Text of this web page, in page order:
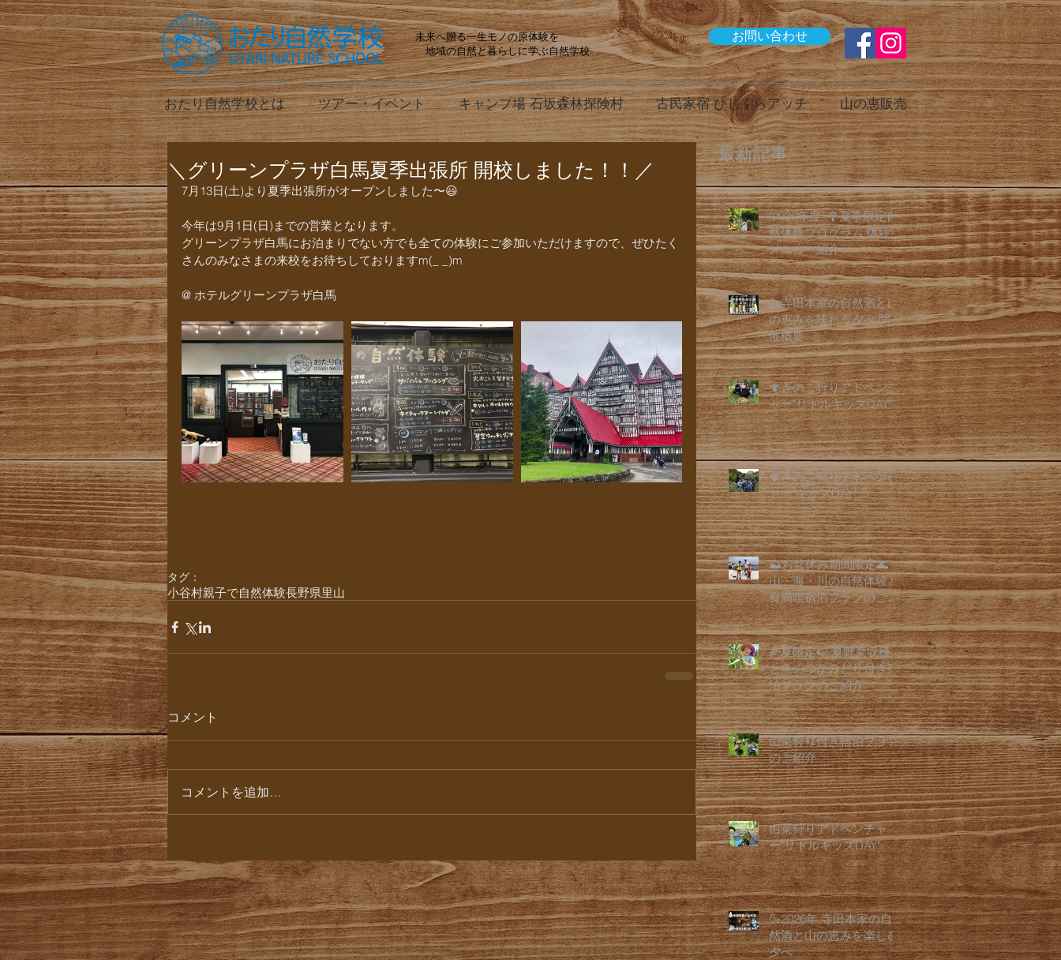
未来へ贈る一生モノの原体験を
地域の自然と暮らしに学ぶ自然学校
お問い合わせ
おたり自然学校とは ツアー・イベント キャンプ場 石坂森林探険村 古民家宿 ひじくらアッチ 山の恵販売
＼グリーンプラザ白馬夏季出張所 開校しました！！／
7月13日(土)より夏季出張所がオープンしました〜😃
今年は9月1日(日)までの営業となります。
グリーンプラザ白馬にお泊まりでない方でも全ての体験にご参加いただけますので、ぜひたく
さんのみなさまの来校をお待ちしておりますm(_ _)m
@ ホテルグリーンプラザ白馬
タグ：
小谷村親子で自然体験長野県里山
コメント
コメントを追加…
最新記事
"2026年度" 🎐夏季限定自
然体験プログラム 体験
メニュー紹介
🍶寺田本家の自然酒と山
の恵みを味わう夕べ 開
催概要
🍄きのこ狩りアドベンチ
ャー"リトルキッズDAY"
🍄きのこ狩りアドベンチ
ャー"キッズDAY"
⛰️お盆休み期間限定🌊
山・海・川の自然体験と
食満喫宿泊プランのご紹
介
🌽夏限定🍉 夏野菜収穫
と魚のつかみどり付き宿
泊プランのご紹介
山菜狩り付き宿泊プラン
のご紹介
山菜狩りアドベンチャ
ー"リトルキッズDAY"
🍶2026年 寺田本家の自
然酒と山の恵みを楽しむ
夕べ